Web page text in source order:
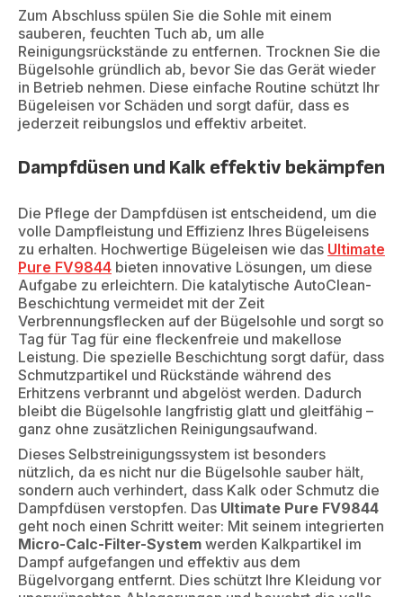
Zum Abschluss spülen Sie die Sohle mit einem
sauberen, feuchten Tuch ab, um alle
Reinigungsrückstände zu entfernen. Trocknen Sie die
Bügelsohle gründlich ab, bevor Sie das Gerät wieder
in Betrieb nehmen. Diese einfache Routine schützt Ihr
Bügeleisen vor Schäden und sorgt dafür, dass es
jederzeit reibungslos und effektiv arbeitet.
Dampfdüsen und Kalk effektiv bekämpfen
Die Pflege der Dampfdüsen ist entscheidend, um die
volle Dampfleistung und Effizienz Ihres Bügeleisens
zu erhalten. Hochwertige Bügeleisen wie das Ultimate
Pure FV9844 bieten innovative Lösungen, um diese
Aufgabe zu erleichtern. Die katalytische AutoClean-
Beschichtung vermeidet mit der Zeit
Verbrennungsflecken auf der Bügelsohle und sorgt so
Tag für Tag für eine fleckenfreie und makellose
Leistung. Die spezielle Beschichtung sorgt dafür, dass
Schmutzpartikel und Rückstände während des
Erhitzens verbrannt und abgelöst werden. Dadurch
bleibt die Bügelsohle langfristig glatt und gleitfähig –
ganz ohne zusätzlichen Reinigungsaufwand.
Dieses Selbstreinigungssystem ist besonders
nützlich, da es nicht nur die Bügelsohle sauber hält,
sondern auch verhindert, dass Kalk oder Schmutz die
Dampfdüsen verstopfen. Das Ultimate Pure FV9844
geht noch einen Schritt weiter: Mit seinem integrierten
Micro-Calc-Filter-System werden Kalkpartikel im
Dampf aufgefangen und effektiv aus dem
Bügelvorgang entfernt. Dies schützt Ihre Kleidung vor